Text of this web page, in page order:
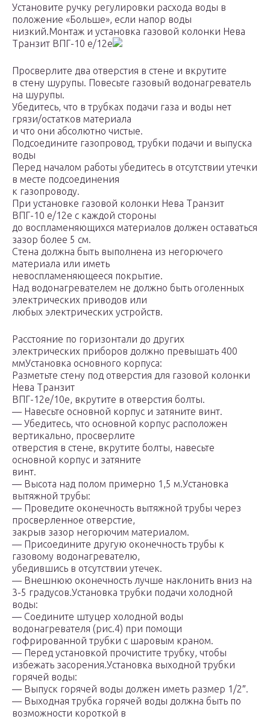
Установите ручку регулировки расхода воды в
положение «Больше», если напор воды
низкий.Монтаж и установка газовой колонки Нева
Транзит ВПГ-10 е/12е
Просверлите два отверстия в стене и вкрутите
в стену шурупы. Повесьте газовый водонагреватель
на шурупы.
Убедитесь, что в трубках подачи газа и воды нет
грязи/остатков материала
и что они абсолютно чистые.
Подсоедините газопровод, трубки подачи и выпуска
воды
Перед началом работы убедитесь в отсутствии утечки
в месте подсоединения
к газопроводу.
При установке газовой колонки Нева Транзит
ВПГ-10 е/12е с каждой стороны
до воспламеняющихся материалов должен оставаться
зазор более 5 см.
Стена должна быть выполнена из негорючего
материала или иметь
невоспламеняющееся покрытие.
Над водонагревателем не должно быть оголенных
электрических приводов или
любых электрических устройств.
Расстояние по горизонтали до других
электрических приборов должно превышать 400
ммУстановка основного корпуса:
Разметьте стену под отверстия для газовой колонки
Нева Транзит
ВПГ-12е/10е, вкрутите в отверстия болты.
— Навесьте основной корпус и затяните винт.
— Убедитесь, что основной корпус расположен
вертикально, просверлите
отверстия в стене, вкрутите болты, навесьте
основной корпус и затяните
винт.
— Высота над полом примерно 1,5 м.Установка
вытяжной трубы:
— Проведите оконечность вытяжной трубы через
просверленное отверстие,
закрыв зазор негорючим материалом.
— Присоедините другую оконечность трубы к
газовому водонагревателю,
убедившись в отсутствии утечек.
— Внешнюю оконечность лучше наклонить вниз на
3-5 градусов.Установка трубки подачи холодной
воды:
— Соедините штуцер холодной воды
водонагревателя (рис.4) при помощи
гофрированной трубки с шаровым краном.
— Перед установкой прочистите трубку, чтобы
избежать засорения.Установка выходной трубки
горячей воды:
— Выпуск горячей воды должен иметь размер 1/2″.
— Выходная трубка горячей воды должна быть по
возможности короткой в